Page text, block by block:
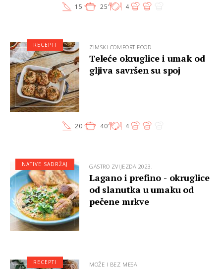
15' 25' 4
ZIMSKI COMFORT FOOD
Teleće okruglice i umak od
gljiva savršen su spoj
20' 40' 4
RECEPTI
GASTRO ZVIJEZDA 2023.
Lagano i prefino - okruglice
od slanutka u umaku od
pečene mrkve
NATIVE SADRŽAJ
MOŽE I BEZ MESA
RECEPTI